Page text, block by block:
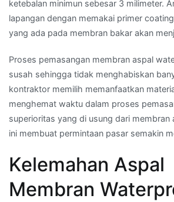
ketebalan minimun sebesar 3 milimeter.
lapangan dengan memakai primer
yang ada pada membran bakar akan
Proses pemasangan membran aspal
susah sehingga tidak menghabiskan
kontraktor memilih memanfaatkan
menghemat waktu dalam proses
superioritas yang di usung dari
ini membuat permintaan pasar semakin
Kelemahan Aspal
Membran